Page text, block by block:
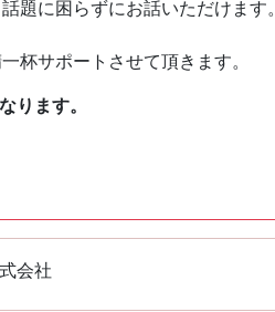
題に困らずにお話いただけます。
杯サポートさせて頂きます。
ります。
会社